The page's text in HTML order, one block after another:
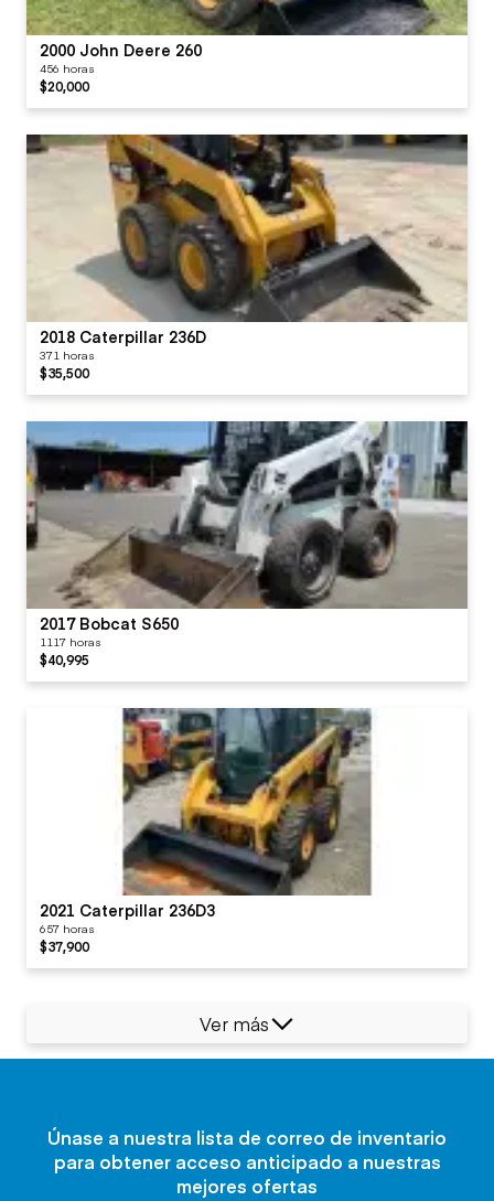
2000 John Deere 260
456 horas
$20,000
2018 Caterpillar 236D
371 horas
$35,500
2017 Bobcat S650
1117 horas
$40,995
2021 Caterpillar 236D3
657 horas
$37,900
Ver más
Únase a nuestra lista de correo de inventario
para obtener acceso anticipado a nuestras
mejores ofertas